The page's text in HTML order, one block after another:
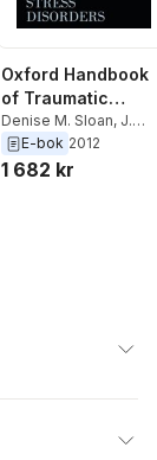
Oxford Handbook
of Traumatic
Stress Disorders
Denise M. Sloan, J.
Gayle Beck
E-bok 2012
1 682 kr